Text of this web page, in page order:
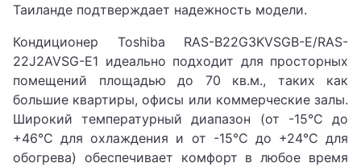
Таиланде подтверждает надежность модели.
Кондиционер Toshiba RAS-B22G3KVSGB-E/RAS-
22J2AVSG-E1 идеально подходит для просторных
помещений площадью до 70 кв.м., таких как
большие квартиры, офисы или коммерческие залы.
Широкий температурный диапазон (от -15°C до
+46°C для охлаждения и от -15°C до +24°C для
обогрева) обеспечивает комфорт в любое время